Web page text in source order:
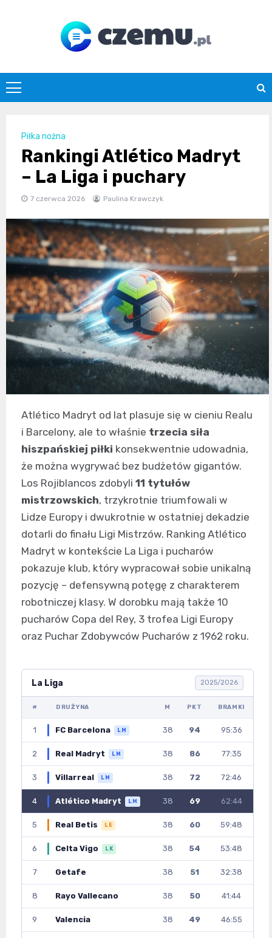
czemu.pl
Piłka nożna
Rankingi Atlético Madryt
– La Liga i puchary
7 czerwca 2026 Paulina Krawczyk
Atlético Madryt od lat plasuje się w cieniu Realu
i Barcelony, ale to właśnie trzecia siła
hiszpańskiej piłki konsekwentnie udowadnia,
że można wygrywać bez budżetów gigantów.
Los Rojiblancos zdobyli 11 tytułów
mistrzowskich, trzykrotnie triumfowali w
Lidze Europy i dwukrotnie w ostatniej dekadzie
dotarli do finału Ligi Mistrzów. Ranking Atlético
Madryt w kontekście La Liga i pucharów
pokazuje klub, który wypracował sobie unikalną
pozycję – defensywną potęgę z charakterem
robotniczej klasy. W dorobku mają także 10
pucharów Copa del Rey, 3 trofea Ligi Europy
oraz Puchar Zdobywców Pucharów z 1962 roku.
La Liga 2025/2026
# DRUŻYNA M PKT BRAMKI
1 FC Barcelona LM 38 94 95:36
2 Real Madryt LM 38 86 77:35
3 Villarreal LM 38 72 72:46
4 Atlético Madryt LM 38 69 62:44
5 Real Betis LE 38 60 59:48
6 Celta Vigo LK 38 54 53:48
7 Getafe 38 51 32:38
8 Rayo Vallecano 38 50 41:44
9 Valencia 38 49 46:55